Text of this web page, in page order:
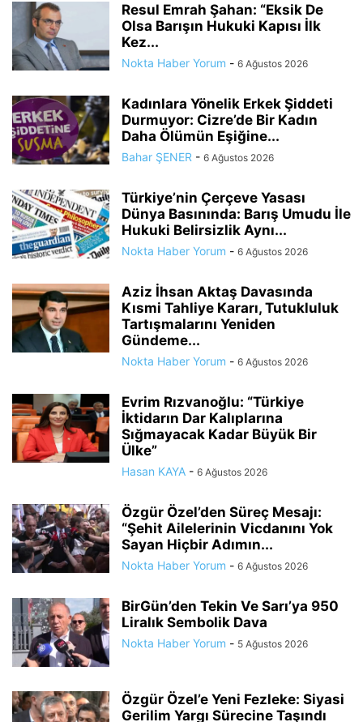
Resul Emrah Şahan: “Eksik De
Olsa Barışın Hukuki Kapısı İlk
Kez...
Nokta Haber Yorum - 6 Ağustos 2026
Kadınlara Yönelik Erkek Şiddeti
Durmuyor: Cizre’de Bir Kadın
Daha Ölümün Eşiğine...
Bahar ŞENER - 6 Ağustos 2026
Türkiye’nin Çerçeve Yasası
Dünya Basınında: Barış Umudu İle
Hukuki Belirsizlik Aynı...
Nokta Haber Yorum - 6 Ağustos 2026
Aziz İhsan Aktaş Davasında
Kısmi Tahliye Kararı, Tutukluluk
Tartışmalarını Yeniden
Gündeme...
Nokta Haber Yorum - 6 Ağustos 2026
Evrim Rızvanoğlu: “Türkiye
İktidarın Dar Kalıplarına
Sığmayacak Kadar Büyük Bir
Ülke”
Hasan KAYA - 6 Ağustos 2026
Özgür Özel’den Süreç Mesajı:
“Şehit Ailelerinin Vicdanını Yok
Sayan Hiçbir Adımın...
Nokta Haber Yorum - 6 Ağustos 2026
BirGün’den Tekin Ve Sarı’ya 950
Liralık Sembolik Dava
Nokta Haber Yorum - 5 Ağustos 2026
Özgür Özel’e Yeni Fezleke: Siyasi
Gerilim Yargı Sürecine Taşındı